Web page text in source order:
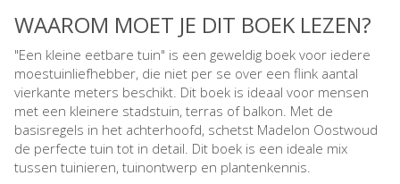
WAAROM MOET JE DIT BOEK LEZEN?
"Een kleine eetbare tuin" is een geweldig boek voor iedere
moestuinliefhebber, die niet per se over een flink aantal
vierkante meters beschikt. Dit boek is ideaal voor mensen
met een kleinere stadstuin, terras of balkon. Met de
basisregels in het achterhoofd, schetst Madelon Oostwoud
de perfecte tuin tot in detail. Dit boek is een ideale mix
tussen tuinieren, tuinontwerp en plantenkennis.